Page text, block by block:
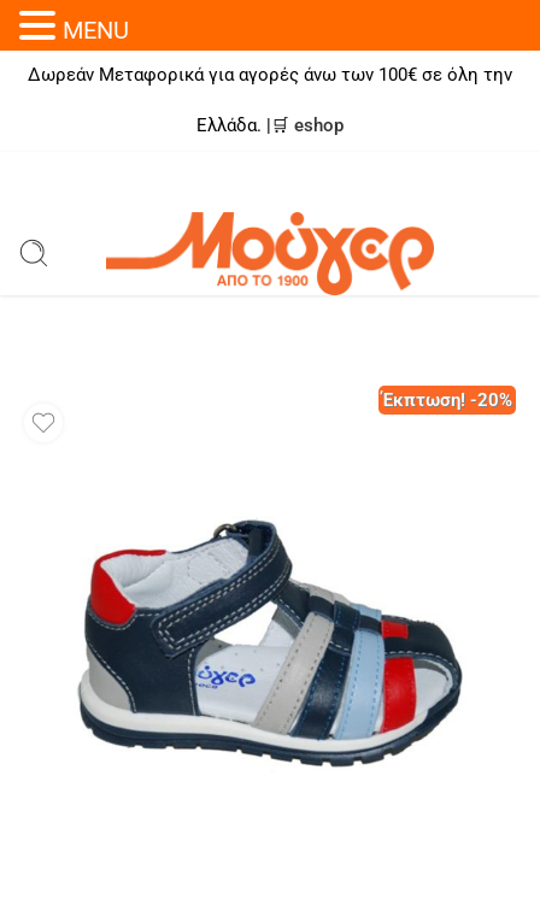
Δωρεάν Μεταφορικά για αγορές άνω των 100€ σε όλη την
Ελλάδα. |🛒 eshop
Έκπτωση! -20%
MENU